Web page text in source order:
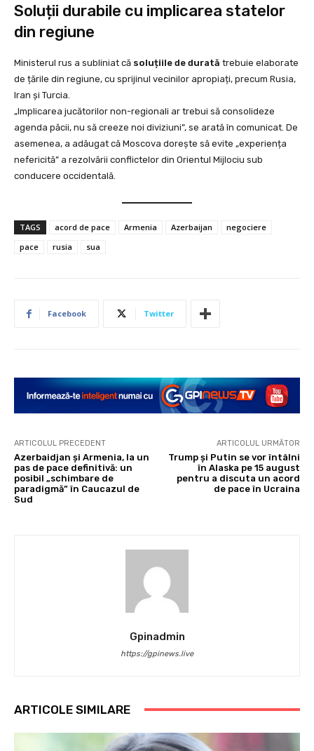
Soluții durabile cu implicarea statelor
din regiune
Ministerul rus a subliniat că soluțiile de durată trebuie elaborate
de țările din regiune, cu sprijinul vecinilor apropiați, precum Rusia,
Iran și Turcia.
„Implicarea jucătorilor non-regionali ar trebui să consolideze
agenda păcii, nu să creeze noi diviziuni”, se arată în comunicat. De
asemenea, a adăugat că Moscova dorește să evite „experiența
nefericită” a rezolvării conflictelor din Orientul Mijlociu sub
conducere occidentală.
TAGS acord de pace Armenia Azerbaijan
negociere
pace
rusia sua
Facebook Twitter
ARTICOLUL PRECEDENT
Azerbaidjan și Armenia, la un
pas de pace definitivă: un
posibil „schimbare de
paradigmă” în Caucazul de
Sud
ARTICOLUL URMĂTOR
Trump și Putin se vor întâlni
în Alaska pe 15 august
pentru a discuta un acord
de pace în Ucraina
Gpinadmin
https://gpinews.live
ARTICOLE SIMILARE